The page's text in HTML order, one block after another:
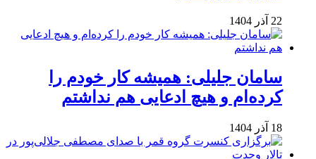
22 آذر 1404
سامان جلیلی: همیشه کار خودم را
کرده‌ام و هیچ ادعایی هم نداشتم
18 آذر 1404